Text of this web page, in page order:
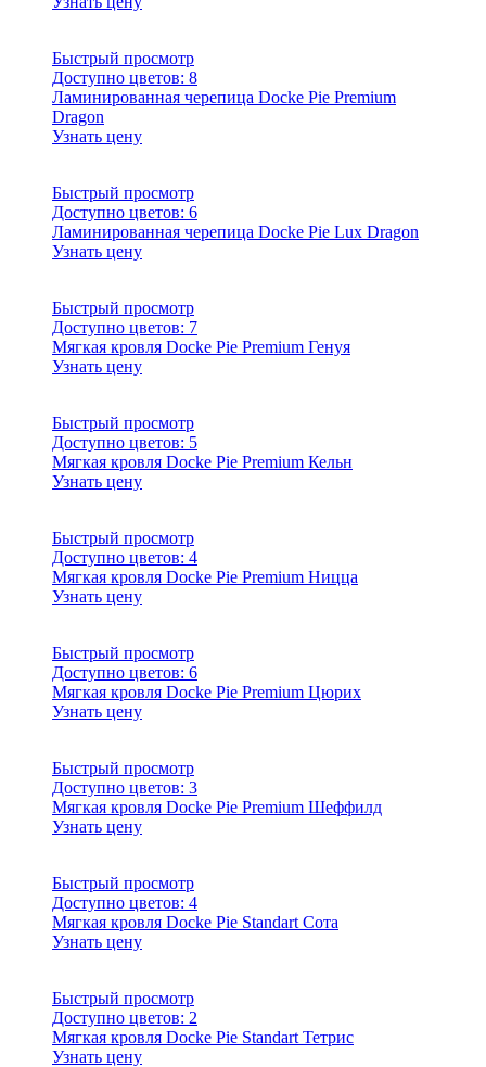
Быстрый просмотр
Доступно цветов: 8
Ламинированная черепица Docke Pie Premium
Dragon
Узнать цену
Быстрый просмотр
Доступно цветов: 6
Ламинированная черепица Docke Pie Lux Dragon
Узнать цену
Быстрый просмотр
Доступно цветов: 7
Мягкая кровля Docke Pie Premium Генуя
Узнать цену
Быстрый просмотр
Доступно цветов: 5
Мягкая кровля Docke Pie Premium Кельн
Узнать цену
Быстрый просмотр
Доступно цветов: 4
Мягкая кровля Docke Pie Premium Ницца
Узнать цену
Быстрый просмотр
Доступно цветов: 6
Мягкая кровля Docke Pie Premium Цюрих
Узнать цену
Быстрый просмотр
Доступно цветов: 3
Мягкая кровля Docke Pie Premium Шеффилд
Узнать цену
Быстрый просмотр
Доступно цветов: 4
Мягкая кровля Docke Pie Standart Сота
Узнать цену
Быстрый просмотр
Доступно цветов: 2
Мягкая кровля Docke Pie Standart Тетрис
Узнать цену